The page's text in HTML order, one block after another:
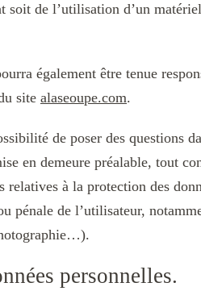
soit de l’utilisation d’un
également être tenue
site alaseoupe.com.
de poser des questions
en demeure préalable, tout
à la protection des
pénale de l’utilisateur,
personnelles.